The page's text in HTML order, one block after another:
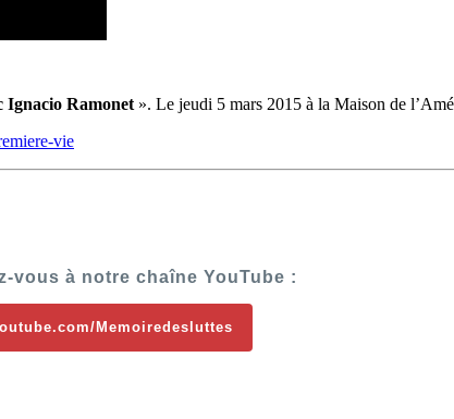
Ignacio Ramonet ». Le jeudi 5 mars 2015 à la Maison de
vie
vous à notre chaîne YouTube :
Memoiredesluttes